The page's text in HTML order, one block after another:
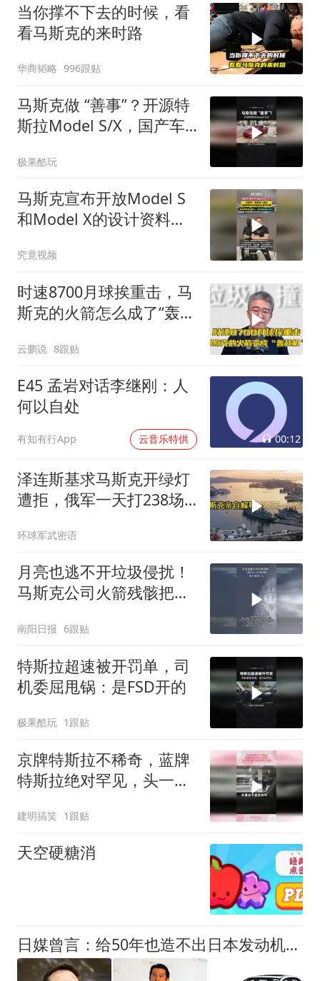
当你撑不下去的时候，看
看马斯克的来时路
华商韬略 996跟贴
马斯克做 “善事”？开源特
斯拉Model S/X，国产车
极果酷玩
马斯克宣布开放Model S
和Model X的设计资料与
究竟视频
时速8700月球挨重击，马
斯克的火箭怎么成了“轰战
云鹏说 8跟贴
E45 孟岩对话李继刚：人
何以自处
有知有行App 云音乐特供 00:12
泽连斯基求马斯克开绿灯
遭拒，俄军一天打238场
环球军武密语
月亮也逃不开垃圾侵扰！
马斯克公司火箭残骸把月
南阳日报 6跟贴
特斯拉超速被开罚单，司
机委屈甩锅：是FSD开的
极果酷玩 1跟贴
京牌特斯拉不稀奇，蓝牌
特斯拉绝对罕见，头一茬
建明搞笑 1跟贴
天空硬糖消
日媒曾言：给50年也造不出日本发动机！马斯克：中国车企值得尊敬